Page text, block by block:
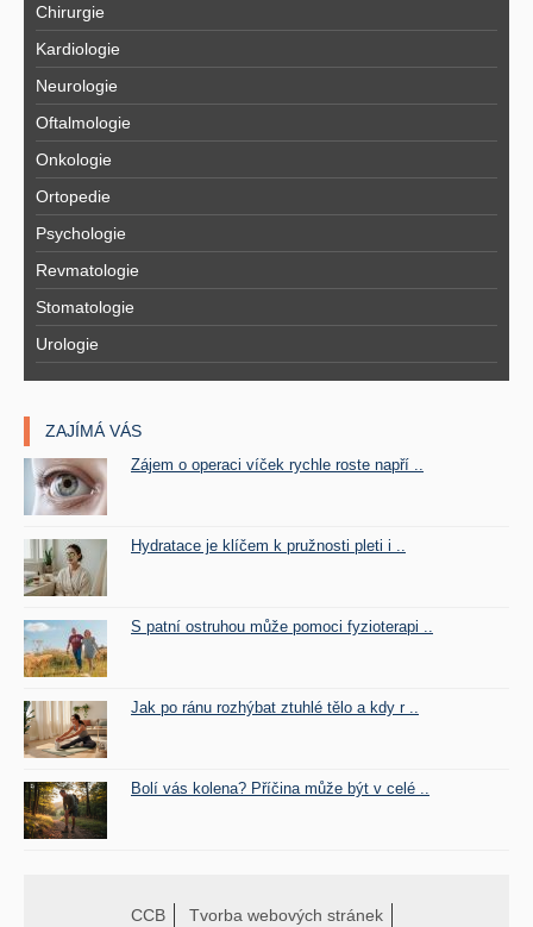
Chirurgie
Kardiologie
Neurologie
Oftalmologie
Onkologie
Ortopedie
Psychologie
Revmatologie
Stomatologie
Urologie
ZAJÍMÁ VÁS
Zájem o operaci víček rychle roste napří ..
Hydratace je klíčem k pružnosti pleti i ..
S patní ostruhou může pomoci fyzioterapi ..
Jak po ránu rozhýbat ztuhlé tělo a kdy r ..
Bolí vás kolena? Příčina může být v celé ..
CCB Tvorba webových stránek